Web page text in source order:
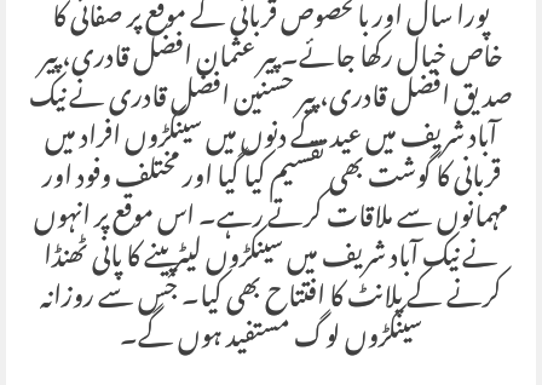
پورا سال اور بالخصوص قربانی کے موقع پر صفائی کا
خاص خیال رکھا جائے۔ پیر عثمان افضل قادری، پیر
صدیق افضل قادری، پیر حسنین افضل قادری نے نیک
آباد شریف میں عید کے دنوں میں سینکڑوں افراد میں
قربانی کا گوشت بھی تقسیم کیا گیا اور مختلف وفود اور
مہمانوں سے ملاقات کرتے رہے۔ اس موقع پر انہوں
نے نیک آباد شریف میں سینکڑوں لیٹر پینے کا پانی ٹھنڈا
کرنے کے پلانٹ کا افتتاح بھی کیا۔ جس سے روزانہ
سینکڑوں لوگ مستفید ہوں گے۔